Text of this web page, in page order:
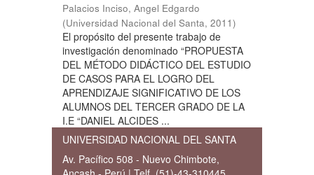
Palacios Inciso, Angel Edgardo
(Universidad Nacional del Santa, 2011)
El propósito del presente trabajo de
investigación denominado “PROPUESTA
DEL MÉTODO DIDÁCTICO DEL ESTUDIO
DE CASOS PARA EL LOGRO DEL
APRENDIZAJE SIGNIFICATIVO DE LOS
ALUMNOS DEL TERCER GRADO DE LA
I.E “DANIEL ALCIDES ...
UNIVERSIDAD NACIONAL DEL SANTA
Av. Pacífico 508 - Nuevo Chimbote,